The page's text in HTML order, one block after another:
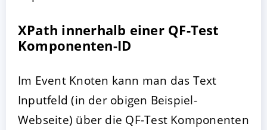
XPath innerhalb einer QF-Test
Komponenten-ID
Im Event Knoten kann man das Text
Inputfeld (in der obigen Beispiel-
Webseite) über die QF-Test Komponenten